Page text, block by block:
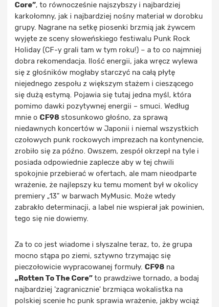
Core”, to równocześnie najszybszy i najbardziej
karkołomny, jak i najbardziej nośny materiał w dorobku
grupy. Nagrane na setkę piosenki brzmią jak żywcem
wyjęte ze sceny słoweńskiego festiwalu Punk Rock
Holiday (CF-y grali tam w tym roku!) – a to co najmniej
dobra rekomendacja. Ilość energii, jaka wręcz wylewa
się z głośników mogłaby starczyć na całą płytę
niejednego zespołu z większym stażem i cieszącego
się dużą estymą. Pojawia się tutaj jedna myśl, która
pomimo dawki pozytywnej energii – smuci. Według
mnie o CF98 stosunkowo głośno, za sprawą
niedawnych koncertów w Japonii i niemal wszystkich
czołowych punk rockowych imprezach na kontynencie,
zrobiło się za późno. Owszem, zespół okrzepł na tyle i
posiada odpowiednie zaplecze aby w tej chwili
spokojnie przebierać w ofertach, ale mam nieodparte
wrażenie, że najlepszy ku temu moment był w okolicy
premiery „13” w barwach MyMusic. Może wtedy
zabrakło determinacji, a label nie wspierał jak powinien,
tego się nie dowiemy.
Za to co jest wiadome i słyszalne teraz, to, że grupa
mocno stąpa po ziemi, sztywno trzymając się
pieczołowicie wypracowanej formuły. CF98 na
„Rotten To The Core” to prawdziwe tornado, a bodaj
najbardziej 'zagranicznie' brzmiąca wokalistka na
polskiej scenie hc punk sprawia wrażenie, jakby wciąż